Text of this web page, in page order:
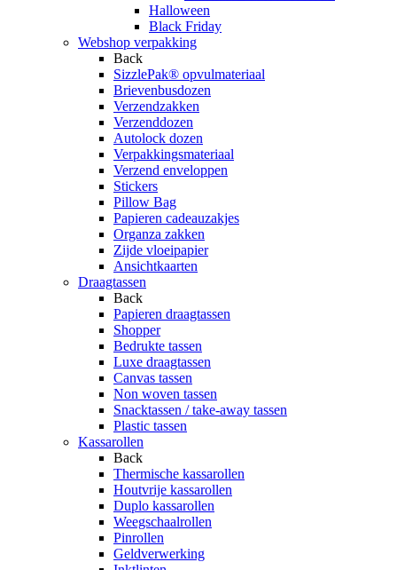
Halloween
Black Friday
Webshop verpakking
Back
SizzlePak® opvulmateriaal
Brievenbusdozen
Verzendzakken
Verzenddozen
Autolock dozen
Verpakkingsmateriaal
Verzend enveloppen
Stickers
Pillow Bag
Papieren cadeauzakjes
Organza zakken
Zijde vloeipapier
Ansichtkaarten
Draagtassen
Back
Papieren draagtassen
Shopper
Bedrukte tassen
Luxe draagtassen
Canvas tassen
Non woven tassen
Snacktassen / take-away tassen
Plastic tassen
Kassarollen
Back
Thermische kassarollen
Houtvrije kassarollen
Duplo kassarollen
Weegschaalrollen
Pinrollen
Geldverwerking